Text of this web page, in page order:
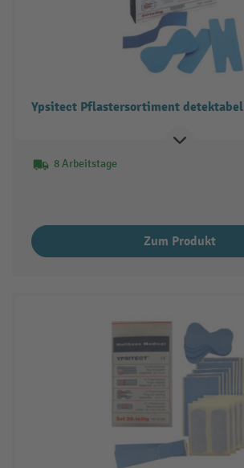
Ypsitect Pflastersortiment detektabel
8 Arbeitstage
Zum Produkt